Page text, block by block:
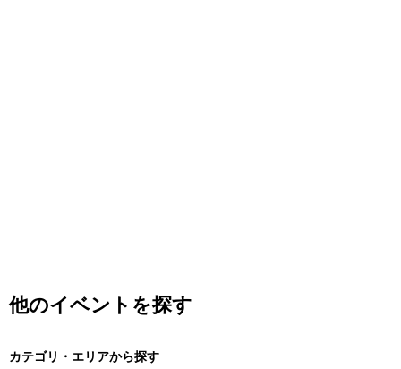
他のイベントを探す
カテゴリ・エリアから探す